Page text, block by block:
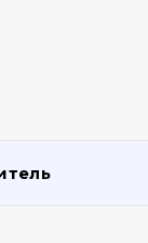
радіатора